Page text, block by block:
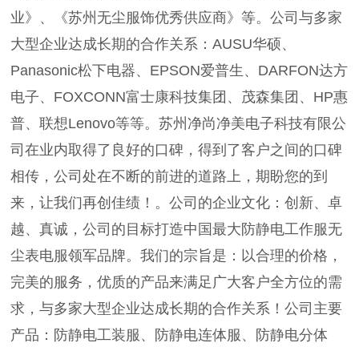
业》、《苏州无尘服饰优秀供应商》等。公司与多家
大型企业达成长期的合作关系：AUSU华硕、
Panasonic松下电器、EPSON爱普生、DARFON达方
电子、FOXCONN富士康科技集团、茂森集团、HP惠
普、联想Lenovo等等。苏州净尚净美电子科技有限公
司在业内取得了良好的口碑，得到了客户之间的口碑
相传，公司处在不断的前进的道路上，期盼您的到
来，让我们再创佳绩！。公司的企业文化：创新、卓
越、真诚，公司的目标打造中国最大防静电工作服无
尘表电服领军品牌。我们的宗旨是：以合理的价格，
完美的服务，优质的产品来满足广大客户全方位的需
求，与多家大型企业达成长期的合作关系！公司主要
产品：防静电工装服、防静电连体服、防静电分体